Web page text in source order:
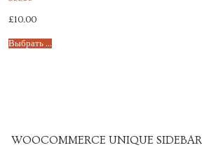
5.00
£10.00
Выбрать ...
WOOCOMMERCE UNIQUE SIDEBAR